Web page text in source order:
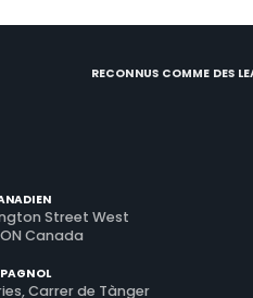
RECONNUS COMME DES
Street West
Canada
Carrer de Tànger